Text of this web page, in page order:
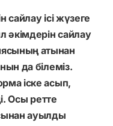
сайлау ісі жүзеге
әкімдерін сайлау
атынан
да білеміз.
іске асып,
Осы ретте
ауылды